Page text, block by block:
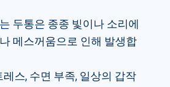
두통은 종종 빛이나 소리에
메스꺼움으로 인해 발생합
레스, 수면 부족, 일상의 갑작